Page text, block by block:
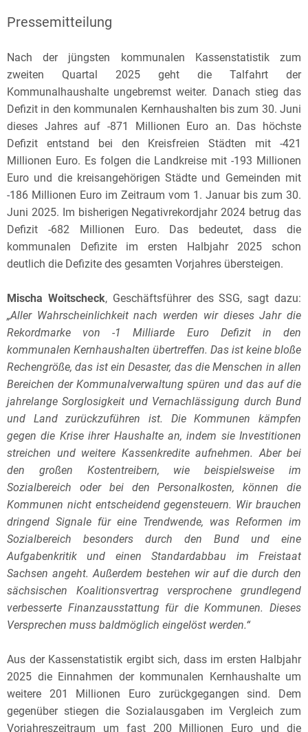
Pressemitteilung
Nach der jüngsten kommunalen Kassenstatistik zum
zweiten Quartal 2025 geht die Talfahrt der
Kommunalhaushalte ungebremst weiter. Danach stieg das
Defizit in den kommunalen Kernhaushalten bis zum 30. Juni
dieses Jahres auf -871 Millionen Euro an. Das höchste
Defizit entstand bei den Kreisfreien Städten mit -421
Millionen Euro. Es folgen die Landkreise mit -193 Millionen
Euro und die kreisangehörigen Städte und Gemeinden mit
-186 Millionen Euro im Zeitraum vom 1. Januar bis zum 30.
Juni 2025. Im bisherigen Negativrekordjahr 2024 betrug das
Defizit -682 Millionen Euro. Das bedeutet, dass die
kommunalen Defizite im ersten Halbjahr 2025 schon
deutlich die Defizite des gesamten Vorjahres übersteigen.
Mischa Woitscheck, Geschäftsführer des SSG, sagt dazu:
„Aller Wahrscheinlichkeit nach werden wir dieses Jahr die
Rekordmarke von -1 Milliarde Euro Defizit in den
kommunalen Kernhaushalten übertreffen. Das ist keine bloße
Rechengröße, das ist ein Desaster, das die Menschen in allen
Bereichen der Kommunalverwaltung spüren und das auf die
jahrelange Sorglosigkeit und Vernachlässigung durch Bund
und Land zurückzuführen ist. Die Kommunen kämpfen
gegen die Krise ihrer Haushalte an, indem sie Investitionen
streichen und weitere Kassenkredite aufnehmen. Aber bei
den großen Kostentreibern, wie beispielsweise im
Sozialbereich oder bei den Personalkosten, können die
Kommunen nicht entscheidend gegensteuern. Wir brauchen
dringend Signale für eine Trendwende, was Reformen im
Sozialbereich besonders durch den Bund und eine
Aufgabenkritik und einen Standardabbau im Freistaat
Sachsen angeht. Außerdem bestehen wir auf die durch den
sächsischen Koalitionsvertrag versprochene grundlegend
verbesserte Finanzausstattung für die Kommunen. Dieses
Versprechen muss baldmöglich eingelöst werden.“
Aus der Kassenstatistik ergibt sich, dass im ersten Halbjahr
2025 die Einnahmen der kommunalen Kernhaushalte um
weitere 201 Millionen Euro zurückgegangen sind. Dem
gegenüber stiegen die Sozialausgaben im Vergleich zum
Vorjahreszeitraum um fast 200 Millionen Euro und die